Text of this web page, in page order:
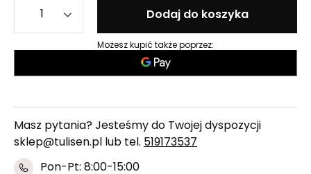
Dodaj do koszyka
Możesz kupić także poprzez:
Masz pytania? Jesteśmy do Twojej dyspozycji
sklep@tulisen.pl lub tel. 519173537
Pon-Pt: 8:00-15:00